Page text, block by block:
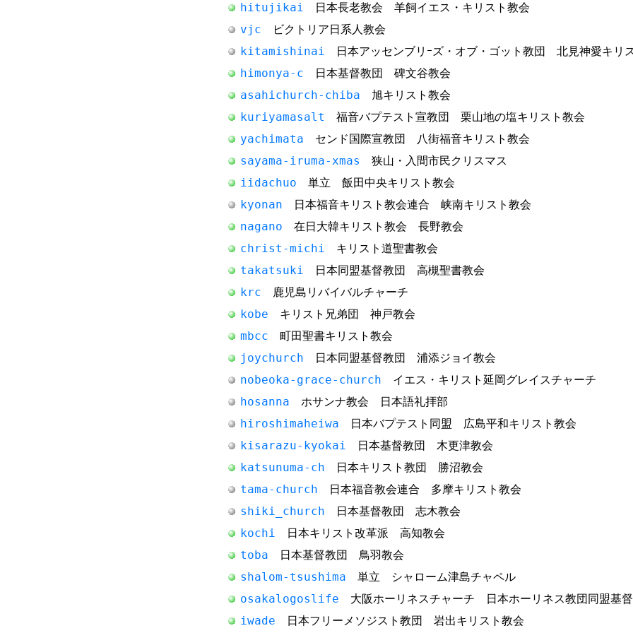
hitujikai 日本長老教会 羊飼イエス・キリスト教会
vjc ビクトリア日系人教会
kitamishinai 日本アッセンブリｰズ・オブ・ゴット教団 北見神愛キリ
himonya-c 日本基督教団 碑文谷教会
asahichurch-chiba 旭キリスト教会
kuriyamasalt 福音バプテスト宣教団 栗山地の塩キリスト教会
yachimata センド国際宣教団 八街福音キリスト教会
sayama-iruma-xmas 狭山・入間市民クリスマス
iidachuo 単立 飯田中央キリスト教会
kyonan 日本福音キリスト教会連合 峡南キリスト教会
nagano 在日大韓キリスト教会 長野教会
christ-michi キリスト道聖書教会
takatsuki 日本同盟基督教団 高槻聖書教会
krc 鹿児島リバイバルチャーチ
kobe キリスト兄弟団 神戸教会
mbcc 町田聖書キリスト教会
joychurch 日本同盟基督教団 浦添ジョイ教会
nobeoka-grace-church イエス・キリスト延岡グレイスチャーチ
hosanna ホサンナ教会 日本語礼拝部
hiroshimaheiwa 日本バプテスト同盟 広島平和キリスト教会
kisarazu-kyokai 日本基督教団 木更津教会
katsunuma-ch 日本キリスト教団 勝沼教会
tama-church 日本福音教会連合 多摩キリスト教会
shiki_church 日本基督教団 志木教会
kochi 日本キリスト改革派 高知教会
toba 日本基督教団 鳥羽教会
shalom-tsushima 単立 シャローム津島チャペル
osakalogoslife 大阪ホーリネスチャーチ 日本ホーリネス教団同盟基
iwade 日本フリーメソジスト教団 岩出キリスト教会